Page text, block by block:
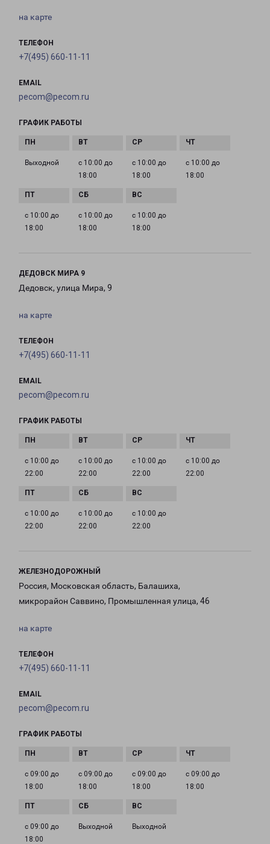
на карте
ТЕЛЕФОН
+7(495) 660-11-11
EMAIL
pecom@pecom.ru
ГРАФИК РАБОТЫ
Выходной
с 10:00 до
18:00
с 10:00 до
18:00
с 10:00 до
18:00
с 10:00 до
18:00
с 10:00 до
18:00
с 10:00 до
18:00
ДЕДОВСК МИРА 9
Дедовск, улица Мира, 9
на карте
ТЕЛЕФОН
+7(495) 660-11-11
EMAIL
pecom@pecom.ru
ГРАФИК РАБОТЫ
с 10:00 до
22:00
с 10:00 до
22:00
с 10:00 до
22:00
с 10:00 до
22:00
с 10:00 до
22:00
с 10:00 до
22:00
с 10:00 до
22:00
ЖЕЛЕЗНОДОРОЖНЫЙ
Россия, Московская область, Балашиха,
микрорайон Саввино, Промышленная улица, 46
на карте
ТЕЛЕФОН
+7(495) 660-11-11
EMAIL
pecom@pecom.ru
ГРАФИК РАБОТЫ
с 09:00 до
18:00
с 09:00 до
18:00
с 09:00 до
18:00
с 09:00 до
18:00
с 09:00 до
18:00
Выходной Выходной